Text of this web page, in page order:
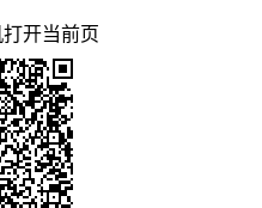
开当前页